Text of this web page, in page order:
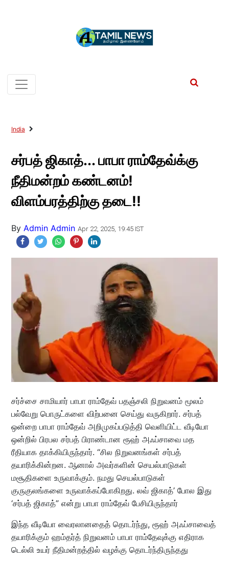
India
சர்பத் ஜிகாத்... பாபா ராம்தேவ்க்கு
நீதிமன்றம் கண்டனம்!
விளம்பரத்திற்கு தடை!!
By Admin Admin Apr 22, 2025, 19:45 IST
சர்ச்சை சாமியார் பாபா ராம்தேவ் பதஞ்சலி நிறுவனம் மூலம்
பல்வேறு பொருட்களை விற்பனை செய்து வருகிறார். சர்பத்
ஒன்றை பாபா ராம்தேவ் அறிமுகப்படுத்தி வெளியிட்ட வீடியோ
ஒன்றில் பிரபல சர்பத் பிராண்டான ரூஹ் அஃப்சாவை மத
ரீதியாக தாக்கியிருந்தார். “சில நிறுவனங்கள் சர்பத்
தயாரிக்கின்றன. ஆனால் அவர்களின் செயல்பாடுகள்
மசூதிகளை உருவாக்கும். நமது செயல்பாடுகள்
குருகுலங்களை உருவாக்கப்போகிறது. லவ் ஜிகாத்’ போல இது
‘சர்பத் ஜிகாத்” என்று பாபா ராம்தேவ் பேசியிருந்தார்
இந்த வீடியோ வைரலானதைத் தொடர்ந்து, ரூஹ் அஃப்சாவைத்
தயாரிக்கும் ஹம்தர்த் நிறுவனம் பாபா ராம்தேவுக்கு எதிராக
டெல்லி உயர் நீதிமன்றத்தில் வழக்கு தொடர்ந்திருந்தது